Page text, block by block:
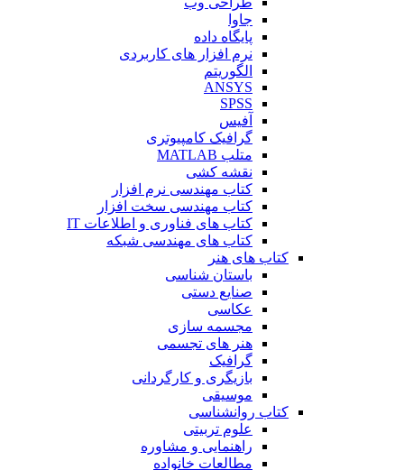
جاوا
پایگاه داده
نرم افزار های کاربردی
الگوریتم
ANSYS
SPSS
آفیس
گرافیک کامپیوتری
متلب MATLAB
نقشه کشی
کتاب مهندسی نرم افزار
کتاب مهندسی سخت افزار
کتاب های فناوری و اطلاعات IT
کتاب های مهندسی شبکه
کتاب های هنر
باستان شناسی
صنایع دستی
عکاسی
مجسمه سازی
هنر های تجسمی
گرافیک
بازیگری و کارگردانی
موسیقی
کتاب روانشناسی
علوم تربیتی
راهنمایی و مشاوره
مطالعات خانواده